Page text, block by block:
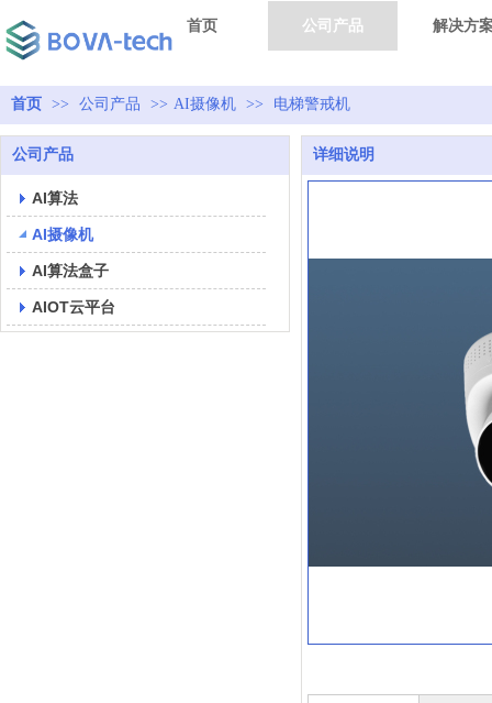
首页 公司产品 解决方
首页 >> 公司产品 >> AI摄像机 >> 电梯警戒机
公司产品
AI算法
AI摄像机
AI算法盒子
AIOT云平台
详细说明